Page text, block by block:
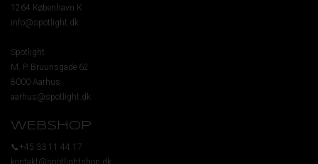
1264 København K
info@spotlight.dk
Spotlight
M. P. Bruunsgade 62
8000 Aarhus
aarhus@spotlight.dk
WEBSHOP
📞+45 33 11 44 17
kontakt@spotlightshop.dk